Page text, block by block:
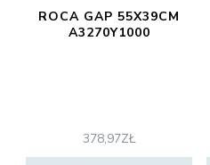
ROCA GAP 55X39CM
A3270Y1000
378,97ZŁ